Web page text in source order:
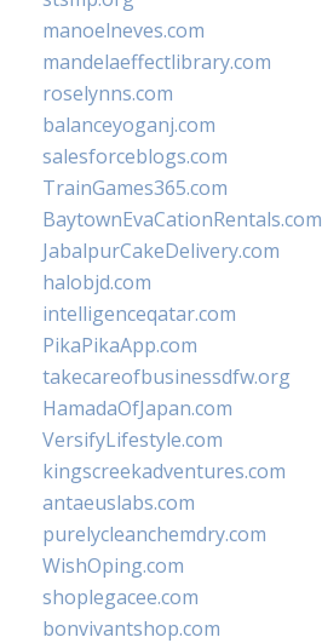
manoelneves.com
mandelaeffectlibrary.com
roselynns.com
balanceyoganj.com
salesforceblogs.com
TrainGames365.com
BaytownEvaCationRentals.com
JabalpurCakeDelivery.com
halobjd.com
intelligenceqatar.com
PikaPikaApp.com
takecareofbusinessdfw.org
HamadaOfJapan.com
VersifyLifestyle.com
kingscreekadventures.com
antaeuslabs.com
purelycleanchemdry.com
WishOping.com
shoplegacee.com
bonvivantshop.com